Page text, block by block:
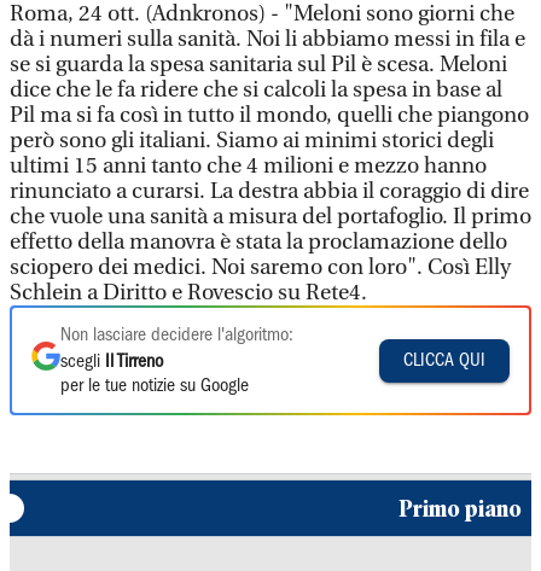
Roma, 24 ott. (Adnkronos) - "Meloni sono giorni che
dà i numeri sulla sanità. Noi li abbiamo messi in fila e
se si guarda la spesa sanitaria sul Pil è scesa. Meloni
dice che le fa ridere che si calcoli la spesa in base al
Pil ma si fa così in tutto il mondo, quelli che piangono
però sono gli italiani. Siamo ai minimi storici degli
ultimi 15 anni tanto che 4 milioni e mezzo hanno
rinunciato a curarsi. La destra abbia il coraggio di dire
che vuole una sanità a misura del portafoglio. Il primo
effetto della manovra è stata la proclamazione dello
sciopero dei medici. Noi saremo con loro". Così Elly
Schlein a Diritto e Rovescio su Rete4.
Non lasciare decidere l'algoritmo:
scegli
Il Tirreno
per le tue notizie su Google
CLICCA QUI
Primo piano